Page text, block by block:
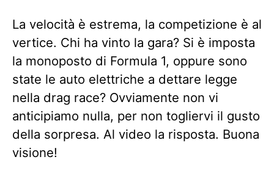
La velocità è estrema, la competizione è al
vertice. Chi ha vinto la gara? Si è imposta
la monoposto di Formula 1, oppure sono
state le auto elettriche a dettare legge
nella drag race? Ovviamente non vi
anticipiamo nulla, per non togliervi il gusto
della sorpresa. Al video la risposta. Buona
visione!